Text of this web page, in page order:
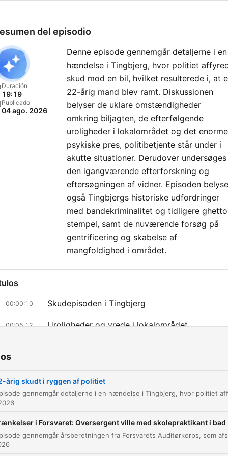
del episodio
Duración
19:19
Publicado
04 ago. 2026
Denne episode gennemgår detaljerne i en
hændelse i Tingbjerg, hvor politiet
skud mod en bil, hvilket resulterede i, at
22-årig mand blev ramt. Diskussionen
belyser de uklare omstændigheder
omkring biljagten, de efterfølgende
uroligheder i lokalområdet og det enorme
psykiske pres, politibetjente står under i
akutte situationer. Derudover undersøges
den igangværende efterforskning og
eftersøgningen af vidner. Episoden
også Tingbjergs historiske udfordringer
med bandekriminalitet og tidligere
stempel, samt de nuværende forsøg på
gentrificering og skabelse af
mangfoldighed i området.
00:00:10 Skudepisoden i Tingbjerg
00:05:12 Uroligheder og vrede i lokalområdet
Efterforskning og vidneoplysninger i Tingbjerg
Haz clic en un capítulo para ir directamente a ese momento
årig skudt i ryggen af politiet
i Forsvaret: Oversergent ville med skolepraktikant i bad